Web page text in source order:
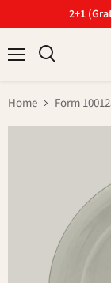
2+1
Home Form